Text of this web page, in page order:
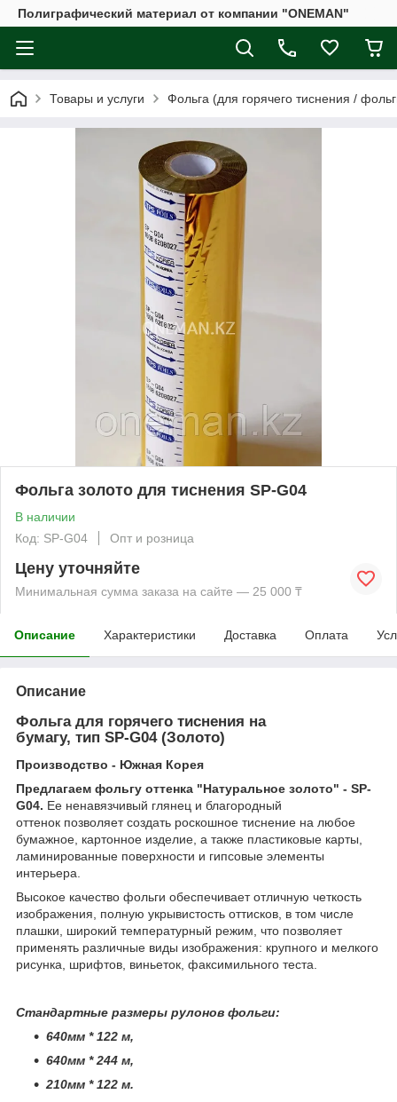
Полиграфический материал от компании "ONEMAN"
Товары и услуги Фольга (для горячего тиснения /
Фольга золото для тиснения SP-G04
В наличии
Код: SP-G04
Опт и розница
Цену уточняйте
Минимальная сумма заказа на сайте — 25 000 ₸
Описание Характеристики Доставка Оплата
Описание
Фольга для горячего тиснения на
бумагу, тип SP-G04 (Золото)
Производство - Южная Корея
Предлагаем фольгу оттенка "Натуральное золото" - SP-
G04. Ее ненавязчивый глянец и благородный
оттенок позволяет создать роскошное тиснение на любое
бумажное, картонное изделие, а также пластиковые карты,
ламинированные поверхности и гипсовые элементы
интерьера.
Высокое качество фольги обеспечивает отличную четкость
изображения, полную укрывистость оттисков, в том числе
плашки, широкий температурный режим, что позволяет
применять различные виды изображения: крупного и мелкого
рисунка, шрифтов, виньеток, факсимильного теста.
Стандартные размеры рулонов фольги:
640мм * 122 м,
640мм * 244 м,
210мм * 122 м.